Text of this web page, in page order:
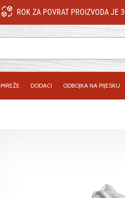
ROK ZA POVRAT PROIZVODA JE
MREŽE DODACI ODBOJKA NA PIJESKU